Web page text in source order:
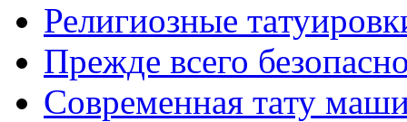
Религиозные
Прежде всего
Современная тaту